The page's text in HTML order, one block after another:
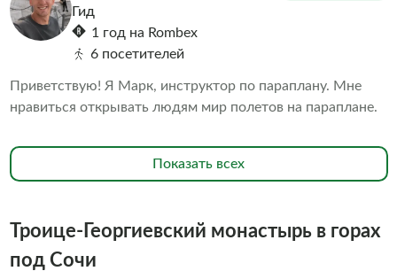
Гид
1 год на Rombex
6 посетителей
Приветствую! Я Марк, инструктор по параплану. Мне
нравиться открывать людям мир полетов на параплане.
Показать всех
Троице-Георгиевский монастырь в горах
под Сочи